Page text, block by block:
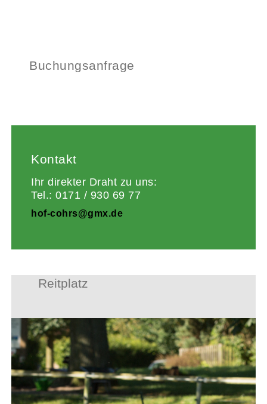
Buchungsanfrage
Kontakt
Ihr direkter Draht zu uns:
Tel.: 0171 / 930 69 77
hof-cohrs@gmx.de
Reitplatz